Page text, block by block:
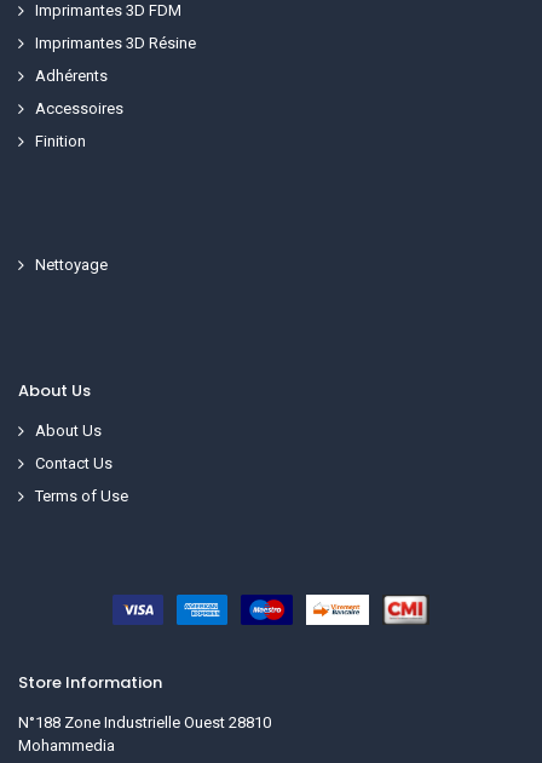
Imprimantes 3D FDM
Imprimantes 3D Résine
Adhérents
Accessoires
Finition
About Us
About Us
Contact Us
Terms of Use
Nettoyage
Store Information
N°188 Zone Industrielle Ouest 28810
Mohammedia